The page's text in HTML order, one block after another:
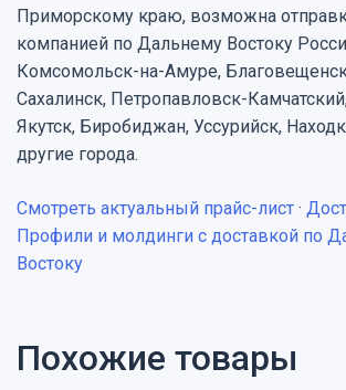
Приморскому краю, возможна
компанией по Дальнему Востоку
Комсомольск-на-Амуре,
Сахалинск, Петропавловск-
Якутск, Биробиджан, Уссурийск,
другие города.
Смотреть актуальный прайс-лист ·
Профили и молдинги с доставкой по
Востоку
Похожие товары